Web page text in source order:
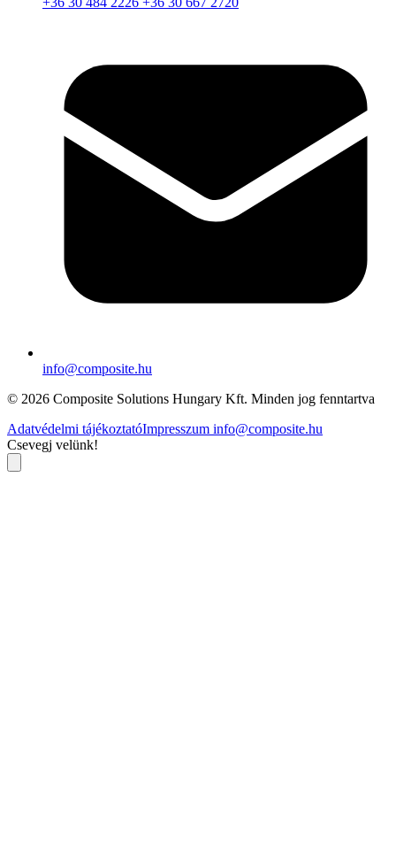
info@composite.hu
© 2026 Composite Solutions Hungary Kft. Minden jog fenntartva
Adatvédelmi tájékoztatóImpresszum info@composite.hu